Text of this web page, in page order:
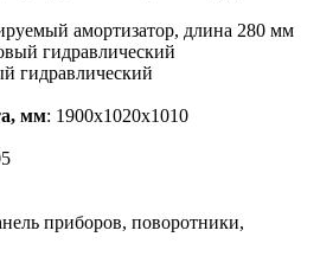
амортизатор, длина 280 мм
гидравлический
гидравлический
мм: 1900x1020x1010
приборов, поворотники,